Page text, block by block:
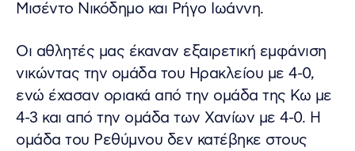
Μισέντο Νικόδημο και Ρήγο Ιωάννη.
Οι αθλητές μας έκαναν εξαιρετική εμφάνιση
νικώντας την ομάδα του Ηρακλείου με 4-0,
ενώ έχασαν οριακά από την ομάδα της Κω με
4-3 και από την ομάδα των Χανίων με 4-0. Η
ομάδα του Ρεθύμνου δεν κατέβηκε στους